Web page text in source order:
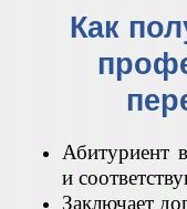
Как
Абитуриент
и
Заключает